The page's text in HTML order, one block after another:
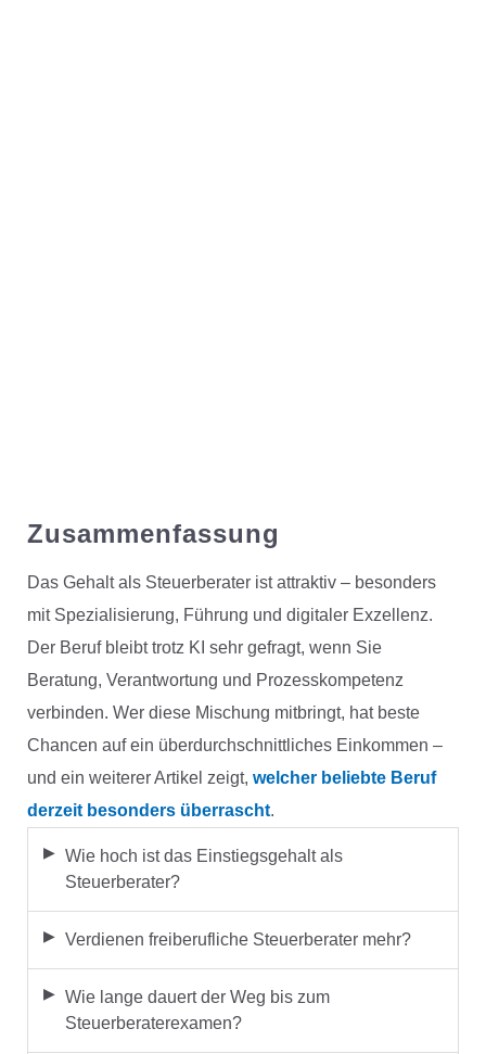
Zusammenfassung
Das Gehalt als Steuerberater ist attraktiv – besonders
mit Spezialisierung, Führung und digitaler Exzellenz.
Der Beruf bleibt trotz KI sehr gefragt, wenn Sie
Beratung, Verantwortung und Prozesskompetenz
verbinden. Wer diese Mischung mitbringt, hat beste
Chancen auf ein überdurchschnittliches Einkommen –
und ein weiterer Artikel zeigt, welcher beliebte Beruf
derzeit besonders überrascht.
Wie hoch ist das Einstiegsgehalt als
Steuerberater?
Verdienen freiberufliche Steuerberater mehr?
Wie lange dauert der Weg bis zum
Steuerberaterexamen?